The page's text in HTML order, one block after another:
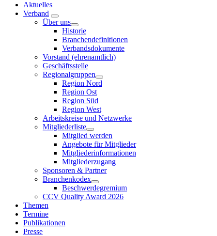
Aktuelles
Verband
Über uns
Historie
Branchendefinitionen
Verbandsdokumente
Vorstand (ehrenamtlich)
Geschäftsstelle
Regionalgruppen
Region Nord
Region Ost
Region Süd
Region West
Arbeitskreise und Netzwerke
Mitgliederliste
Mitglied werden
Angebote für Mitglieder
Mitgliederinformationen
Mitgliederzugang
Sponsoren & Partner
Branchenkodex
Beschwerdegremium
CCV Quality Award 2026
Themen
Termine
Publikationen
Presse